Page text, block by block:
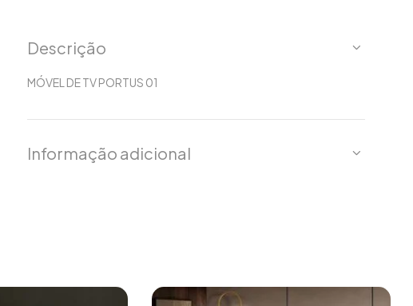
Descrição
MÓVEL DE TV PORTUS 01
Informação adicional